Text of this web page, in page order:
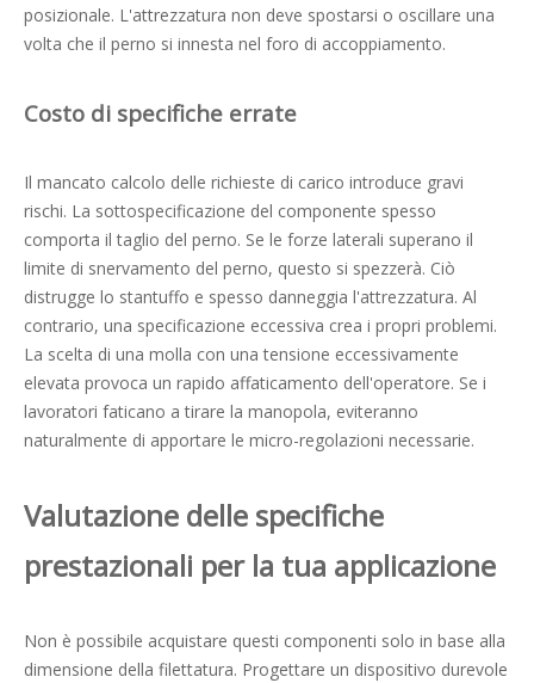
posizionale. L'attrezzatura non deve spostarsi o oscillare una
volta che il perno si innesta nel foro di accoppiamento.
Costo di specifiche errate
Il mancato calcolo delle richieste di carico introduce gravi
rischi. La sottospecificazione del componente spesso
comporta il taglio del perno. Se le forze laterali superano il
limite di snervamento del perno, questo si spezzerà. Ciò
distrugge lo stantuffo e spesso danneggia l'attrezzatura. Al
contrario, una specificazione eccessiva crea i propri problemi.
La scelta di una molla con una tensione eccessivamente
elevata provoca un rapido affaticamento dell'operatore. Se i
lavoratori faticano a tirare la manopola, eviteranno
naturalmente di apportare le micro-regolazioni necessarie.
Valutazione delle specifiche
prestazionali per la tua applicazione
Non è possibile acquistare questi componenti solo in base alla
dimensione della filettatura. Progettare un dispositivo durevole